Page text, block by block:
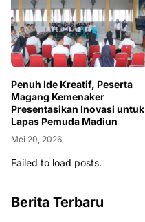
Penuh Ide Kreatif, Peserta
Magang Kemenaker
Presentasikan Inovasi untuk
Lapas Pemuda Madiun
Mei 20, 2026
Failed to load posts.
Berita Terbaru